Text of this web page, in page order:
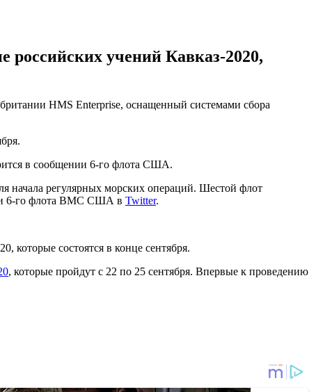
российских учений Кавказ-2020,
HMS Enterprise, оснащенный системами сбора
в сообщении 6-го флота США.
начала регулярных морских операций. Шестой флот
6-го флота ВМС США в Twitter.
которые состоятся в конце сентября.
, которые пройдут с 22 по 25 сентября. Впервые к проведению